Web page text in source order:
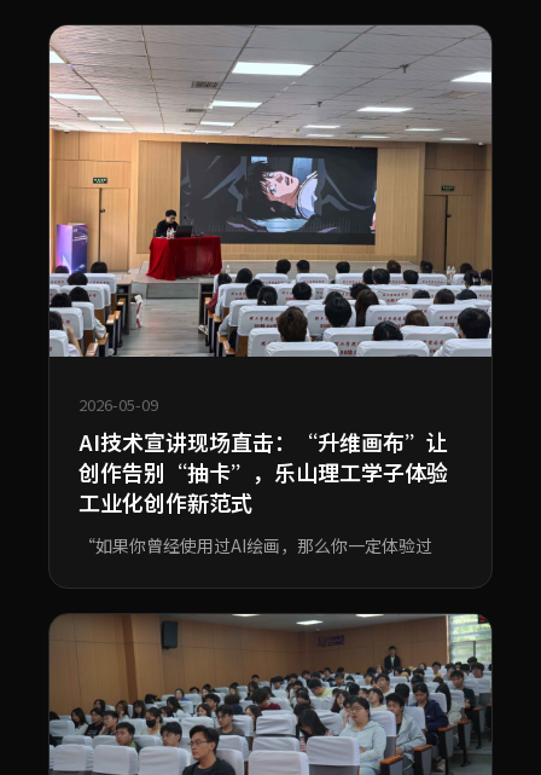
2026-05-09
AI技术宣讲现场直击：“升维画布”让
创作告别“抽卡”，乐山理工学子体验
工业化创作新范式
“如果你曾经使用过AI绘画，那么你一定体验过